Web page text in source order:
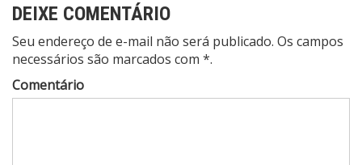
DEIXE COMENTÁRIO
Seu endereço de e-mail não será publicado. Os campos
necessários são marcados com *.
Comentário